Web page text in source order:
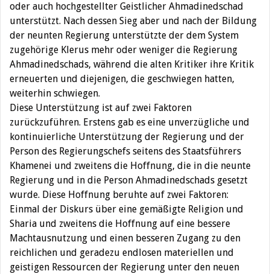
oder auch hochgestellter Geistlicher Ahmadinedschad
unterstützt. Nach dessen Sieg aber und nach der Bildung
der neunten Regierung unterstützte der dem System
zugehörige Klerus mehr oder weniger die Regierung
Ahmadinedschads, während die alten Kritiker ihre Kritik
erneuerten und diejenigen, die geschwiegen hatten,
weiterhin schwiegen.
Diese Unterstützung ist auf zwei Faktoren
zurückzuführen. Erstens gab es eine unverzügliche und
kontinuierliche Unterstützung der Regierung und der
Person des Regierungschefs seitens des Staatsführers
Khamenei und zweitens die Hoffnung, die in die neunte
Regierung und in die Person Ahmadinedschads gesetzt
wurde. Diese Hoffnung beruhte auf zwei Faktoren:
Einmal der Diskurs über eine gemäßigte Religion und
Sharia und zweitens die Hoffnung auf eine bessere
Machtausnutzung und einen besseren Zugang zu den
reichlichen und geradezu endlosen materiellen und
geistigen Ressourcen der Regierung unter den neuen